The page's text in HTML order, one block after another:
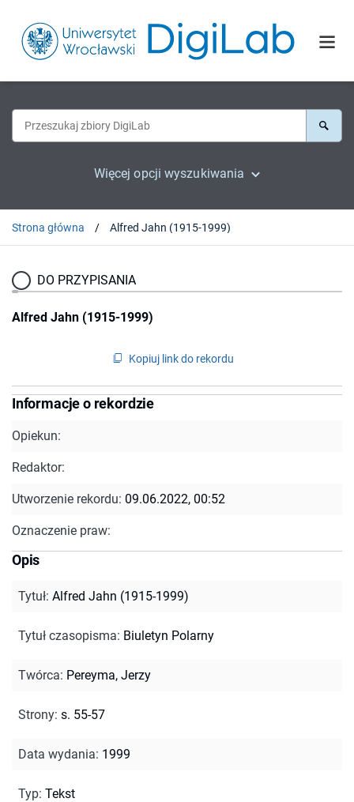
Więcej opcji wyszukiwania
Strona główna Alfred Jahn (1915-1999)
DO PRZYPISANIA
Alfred Jahn (1915-1999)
Kopiuj link do rekordu
Informacje o rekordzie
Opiekun:
Redaktor:
Utworzenie rekordu: 09.06.2022, 00:52
Oznaczenie praw:
Opis
Tytuł: Alfred Jahn (1915-1999)
Tytuł czasopisma: Biuletyn Polarny
Twórca: Pereyma, Jerzy
Strony: s. 55-57
Data wydania: 1999
Typ: Tekst